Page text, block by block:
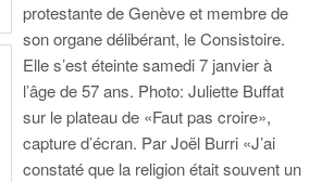
protestante de Genève et membre de
son organe délibérant, le Consistoire.
Elle s’est éteinte samedi 7 janvier à
l’âge de 57 ans. Photo: Juliette Buffat
sur le plateau de «Faut pas croire»,
capture d’écran. Par Joël Burri «J’ai
constaté que la religion était souvent un